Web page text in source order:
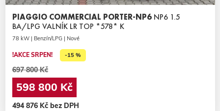
PIAGGIO COMMERCIAL PORTER-NP6 NP6 1.5
BA/LPG VALNÍK LR TOP *578* K
78 kW | Benzín/LPG | Nové
!AKCE SRPEN! -15 %
697 800 Kč
598 800 Kč
494 876 Kč bez DPH